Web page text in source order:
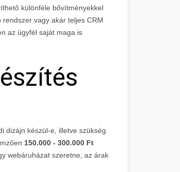
különféle bővítményekkel
vagy akár teljes CRM
az ügyfél saját maga is
dizájn készül-e, illetve szükség
150.000 - 300.000 Ft
webáruházat szeretne, az árak